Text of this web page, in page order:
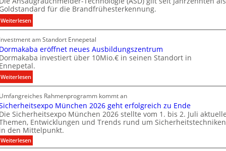
e
r
g
y
w
i
r
d
z
u
r
e
i
g
e
n
e
r
I
n
v
e
s
t
i
t
i
o
n
s
p
a
für die Brandfrühesterkennung.
Weiterlesen:
D
i
g
i
t
a
l
e
B
r
a
n
d
am Standort Ennepetal
eröffnet neues Ausbildungszentrum
investiert über 10Mio.€ in seinen Standort in
Weiterlesen:
D
o
r
m
a
k
a
Rahmenprogramm kommt an
München 2026 geht erfolgreich zu Ende
Sicherheitsexpo München 2026 stellte vom 1. bis 2. Juli
Entwicklungen und Trends rund um Sicherheitstechniken
den Mittelpunkt.
Weiterlesen:
S